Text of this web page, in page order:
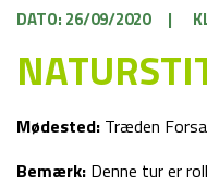
DATO: 26/09/2020 |
Mødested: Træden
Bemærk: Denne tur er